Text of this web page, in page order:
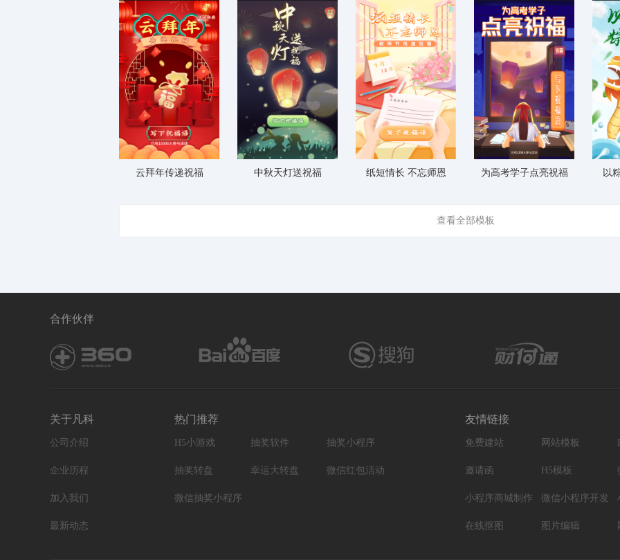
云拜年传递祝福 中秋天灯送祝福 纸短情长 不忘师恩 为高考学子点亮祝福 以
查看全部模板
合作伙伴
关于凡科
公司介绍
企业历程
加入我们
最新动态
热门推荐
H5小游戏 抽奖软件 抽奖小程序
抽奖转盘 幸运大转盘 微信红包活动
微信抽奖小程序
友情链接
免费建站 网站模板
邀请函 H5模板
小程序商城制作 微信小程序开发
在线抠图 图片编辑